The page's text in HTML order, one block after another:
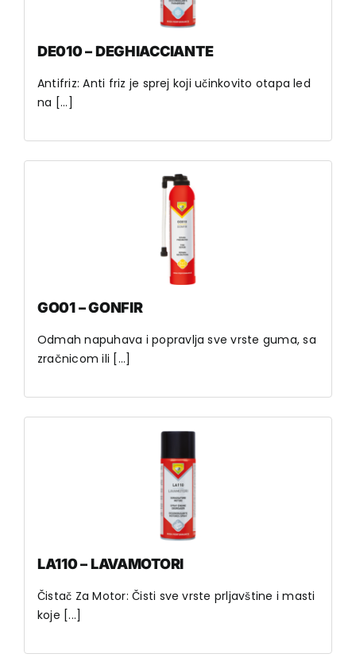
DE010 – DEGHIACCIANTE
Antifriz: Anti friz je sprej koji učinkovito otapa led
na [...]
GO01 – GONFIR
Odmah napuhava i popravlja sve vrste guma, sa
zračnicom ili [...]
LA110 – LAVAMOTORI
Čistač Za Motor: Čisti sve vrste prljavštine i masti
koje [...]